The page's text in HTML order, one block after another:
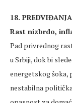
18.
Rast nizbrdo,
Pad privrednog
u Srbiji, dok bi
energetskog šoka,
nestabilna